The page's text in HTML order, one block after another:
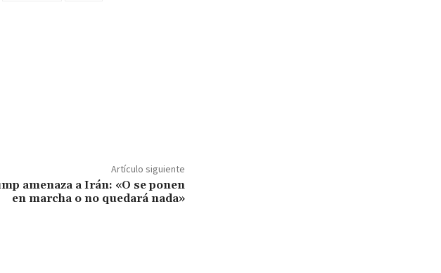
Artículo siguiente
amenaza a Irán: «O se ponen
en marcha o no quedará nada»